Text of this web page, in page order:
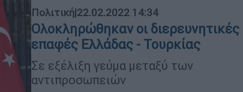
Πολιτική|22.02.2022 14:34
Ολοκληρώθηκαν οι διερευνητικές
επαφές Ελλάδας - Τουρκίας
Σε εξέλιξη γεύμα μεταξύ των
αντιπροσωπειών